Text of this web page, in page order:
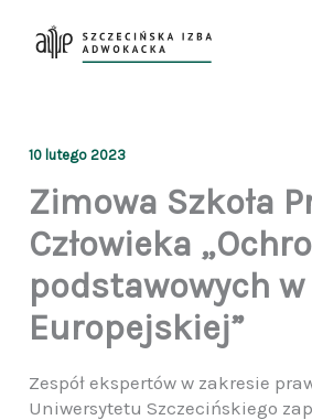
10 lutego 2023
Zimowa Szkoła
Człowieka
podstawowych
Europejskiej”
Zespół ekspertów w zakresie
Uniwersytetu Szczecińskiego